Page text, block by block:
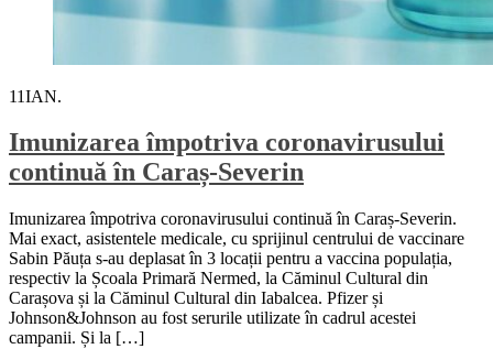
11IAN.
Imunizarea împotriva coronavirusului
continuă în Caraș-Severin
Imunizarea împotriva coronavirusului continuă în Caraș-Severin.
Mai exact, asistentele medicale, cu sprijinul centrului de vaccinare
Sabin Păuța s-au deplasat în 3 locații pentru a vaccina populația,
respectiv la Școala Primară Nermed, la Căminul Cultural din
Carașova și la Căminul Cultural din Iabalcea. Pfizer și
Johnson&Johnson au fost serurile utilizate în cadrul acestei
campanii. Și la […]